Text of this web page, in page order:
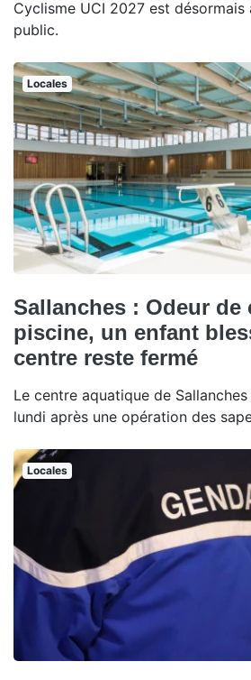
Cyclisme UCI 2027 est désormais
public.
Locales
Sallanches : Odeur de
piscine, un enfant
centre reste fermé
Le centre aquatique de
lundi après une opération des
Locales